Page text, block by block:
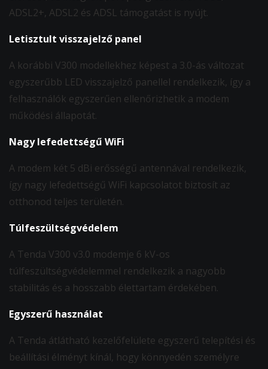
ADSL2+, ADSL2 és ADSL támogatást is nyújt.
Letisztult visszajelző panel
A korábbi V300 modellekhez képest a 3.0-ás változat
egyszerűbb LED visszajelző panellel rendelkezik, így a
felhasználók egyszerűen ellenőrizhetik a modem
működési állapotát.
Nagy lefedettségű WiFi
A modem két 5 dBi erősségű antennával rendelkezik,
így nagy lefedettségű WiFi kapcsolatot biztosít az
otthonod teljes területén.
Túlfeszültségvédelem
A Tenda V300 v3.0 modemje 6 kV-os
túlfeszültségvédelemmel rendelkezik a nagyobb
stabilitás és a hosszabb élettartam érdekében.
Egyszerű használat
A Tenda átlátható kezelőfelülete egyszerű telepítési és
beállítási élményt kínál, hogy könnyedén személyre